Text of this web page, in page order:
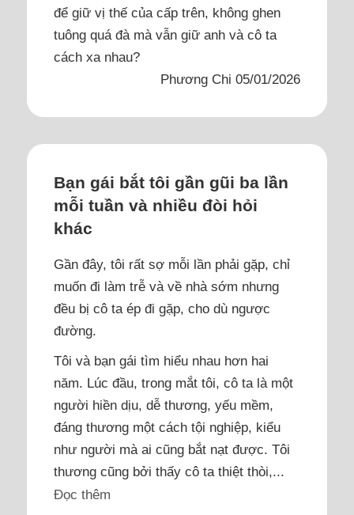
để giữ vị thế của cấp trên, không ghen
tuông quá đà mà vẫn giữ anh và cô ta
cách xa nhau?
Phương Chi 05/01/2026
Bạn gái bắt tôi gần gũi ba lần
mỗi tuần và nhiều đòi hỏi
khác
Gần đây, tôi rất sợ mỗi lần phải gặp, chỉ
muốn đi làm trễ và về nhà sớm nhưng
đều bị cô ta ép đi gặp, cho dù ngược
đường.
Tôi và bạn gái tìm hiểu nhau hơn hai
năm. Lúc đầu, trong mắt tôi, cô ta là một
người hiền dịu, dễ thương, yếu mềm,
đáng thương một cách tội nghiệp, kiểu
như người mà ai cũng bắt nạt được. Tôi
thương cũng bởi thấy cô ta thiệt thòi,...
Đọc thêm